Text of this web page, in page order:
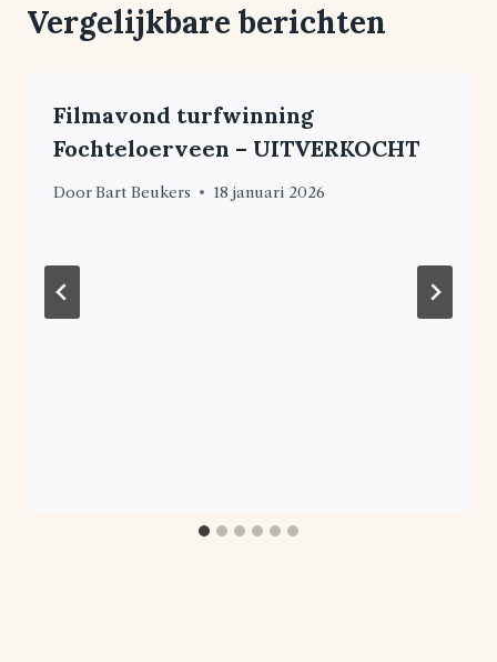
Vergelijkbare berichten
Filmavond turfwinning
Fochteloerveen – UITVERKOCHT
DoorBart Beukers 18 januari 2026